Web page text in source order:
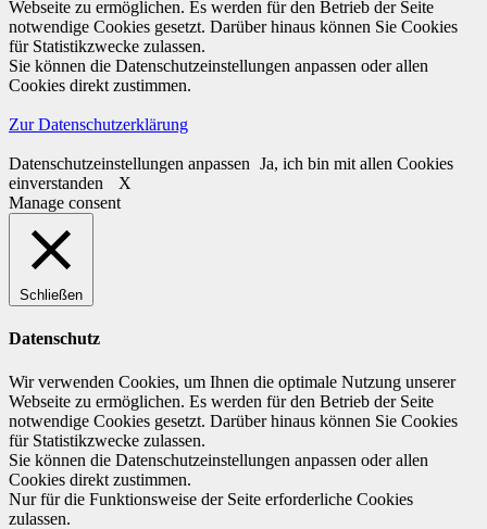
Webseite zu ermöglichen. Es werden für den Betrieb der Seite
notwendige Cookies gesetzt. Darüber hinaus können Sie Cookies
für Statistikzwecke zulassen.
Sie können die Datenschutzeinstellungen anpassen oder allen
Cookies direkt zustimmen.
Zur Datenschutzerklärung
Datenschutzeinstellungen anpassen Ja, ich bin mit allen Cookies
einverstanden
X
Manage consent
Schließen
Datenschutz
Wir verwenden Cookies, um Ihnen die optimale Nutzung unserer
Webseite zu ermöglichen. Es werden für den Betrieb der Seite
notwendige Cookies gesetzt. Darüber hinaus können Sie Cookies
für Statistikzwecke zulassen.
Sie können die Datenschutzeinstellungen anpassen oder allen
Cookies direkt zustimmen.
Nur für die Funktionsweise der Seite erforderliche Cookies
zulassen.